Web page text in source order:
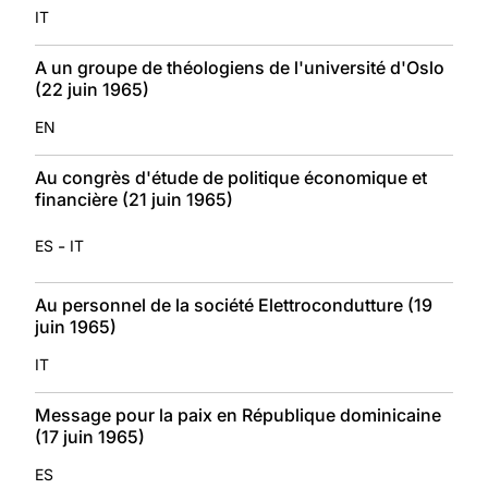
IT
A un groupe de théologiens de l'université d'Oslo
(22 juin 1965)
EN
Au congrès d'étude de politique économique et
financière (21 juin 1965)
ES - IT
Au personnel de la société Elettrocondutture (19
juin 1965)
IT
Message pour la paix en République dominicaine
(17 juin 1965)
ES